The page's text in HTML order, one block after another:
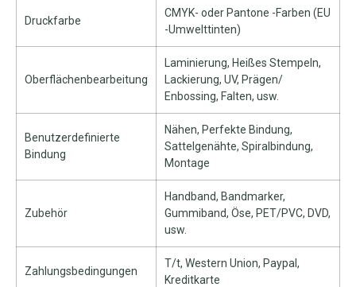
Druckfarbe
CMYK- oder Pantone -Farben (EU
-Umwelttinten)
Oberflächenbearbeitung
Laminierung, Heißes Stempeln,
Lackierung, UV, Prägen/
Enbossing, Falten, usw.
Benutzerdefinierte
Bindung
Nähen, Perfekte Bindung,
Sattelgenähte, Spiralbindung,
Montage
Zubehör
Handband, Bandmarker,
Gummiband, Öse, PET/PVC, DVD,
usw.
Zahlungsbedingungen
T/t, Western Union, Paypal,
Kreditkarte